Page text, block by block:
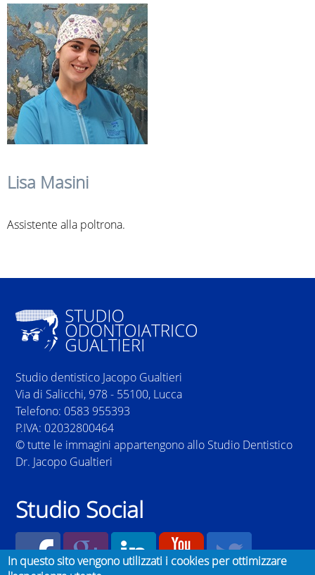
Lisa Masini
Assistente alla poltrona.
Studio dentistico Jacopo Gualtieri
Via di Salicchi, 978 - 55100, Lucca
Telefono: 0583 955393
P.IVA: 02032800464
© tutte le immagini appartengono allo Studio Dentistico
Dr. Jacopo Gualtieri
Studio Social
In questo sito vengono utilizzati i cookies per ottimizzare